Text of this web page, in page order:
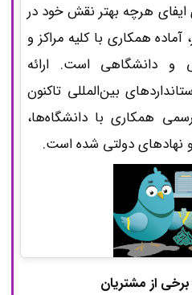
ایفای هرچه بهتر نقش خود در
همکاری با کلیه مراکز و
و دانشگاهی است. ارائه
بین‌المللی تاکنون
همکاری با دانشگاه‌ها،
نهادهای دولتی شده است.
از مشتریان